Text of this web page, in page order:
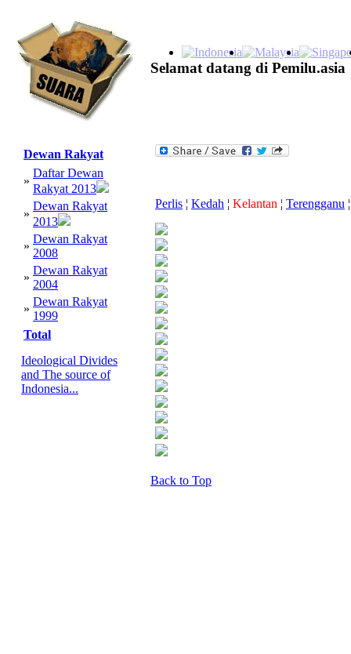
Selamat datang di Pemilu.asia
Dewan Rakyat
»
Daftar Dewan
Rakyat 2013
»
Dewan Rakyat
2013
»
Dewan Rakyat
2008
»
Dewan Rakyat
2004
»
Dewan Rakyat
1999
Total
Ideological Divides
and The source of
Indonesia...
Perlis ¦ Kedah ¦ Kelantan ¦ Terengganu ¦
Back to Top